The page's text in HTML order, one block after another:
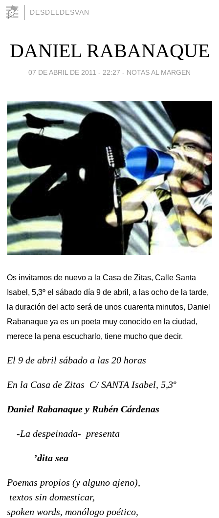
DESDELDESVAN
DANIEL RABANAQUE
07 DE ABRIL DE 2011 - 22:27 - NOTAS AL MARGEN
Os invitamos de nuevo a la Casa de Zitas, Calle Santa
Isabel, 5,3º el sábado día 9 de abril, a las ocho de la tarde,
la duración del acto será de unos cuarenta minutos, Daniel
Rabanaque ya es un poeta muy conocido en la ciudad,
merece la pena escucharlo, tiene mucho que decir.
El 9 de abril sábado a las 20 horas
En la Casa de Zitas C/ SANTA Isabel, 5,3º
Daniel Rabanaque y Rubén Cárdenas
-La despeinada- presenta
’dita sea
Poemas propios (y alguno ajeno),
textos sin domesticar,
spoken words, monólogo poético,